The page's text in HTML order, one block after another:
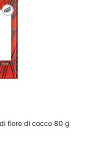
fiore di cocco 80 g